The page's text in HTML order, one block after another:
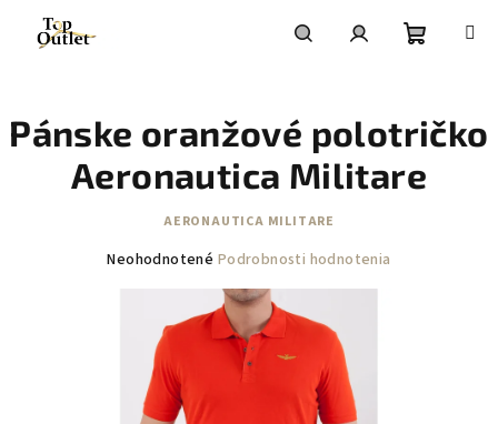
obsah
košík
Pánske oranžové polotričko
Aeronautica Militare
AERONAUTICA MILITARE
Priemerné
hviezdičiek.
Neohodnotené Podrobnosti hodnotenia